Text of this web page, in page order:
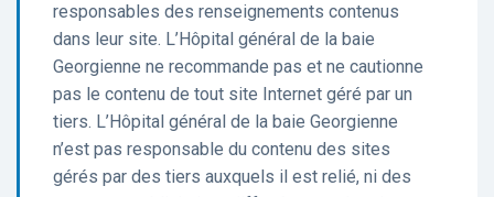
responsables des renseignements contenus
dans leur site. L’Hôpital général de la baie
Georgienne ne recommande pas et ne cautionne
pas le contenu de tout site Internet géré par un
tiers. L’Hôpital général de la baie Georgienne
n’est pas responsable du contenu des sites
gérés par des tiers auxquels il est relié, ni des